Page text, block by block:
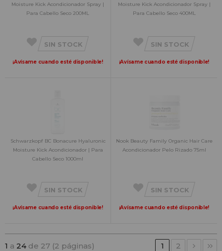
Moisture Kick Acondicionador Spray |
Para Cabello Seco 200ML
SIN STOCK
¡Avísame cuando esté disponible!
Moisture Kick Acondicionador Spray |
Para Cabello Seco 400ML
SIN STOCK
¡Avísame cuando esté disponible!
Schwarzkopf BC Bonacure Hyaluronic
Moisture Kick Acondicionador | Para
Cabello Seco 1000ml
SIN STOCK
¡Avísame cuando esté disponible!
Nook Beauty Family Organic Hair Care
Acondicionador Pelo Rizado 75ml
SIN STOCK
¡Avísame cuando esté disponible!
1 a 24 de 27 (2 páginas) 1 2